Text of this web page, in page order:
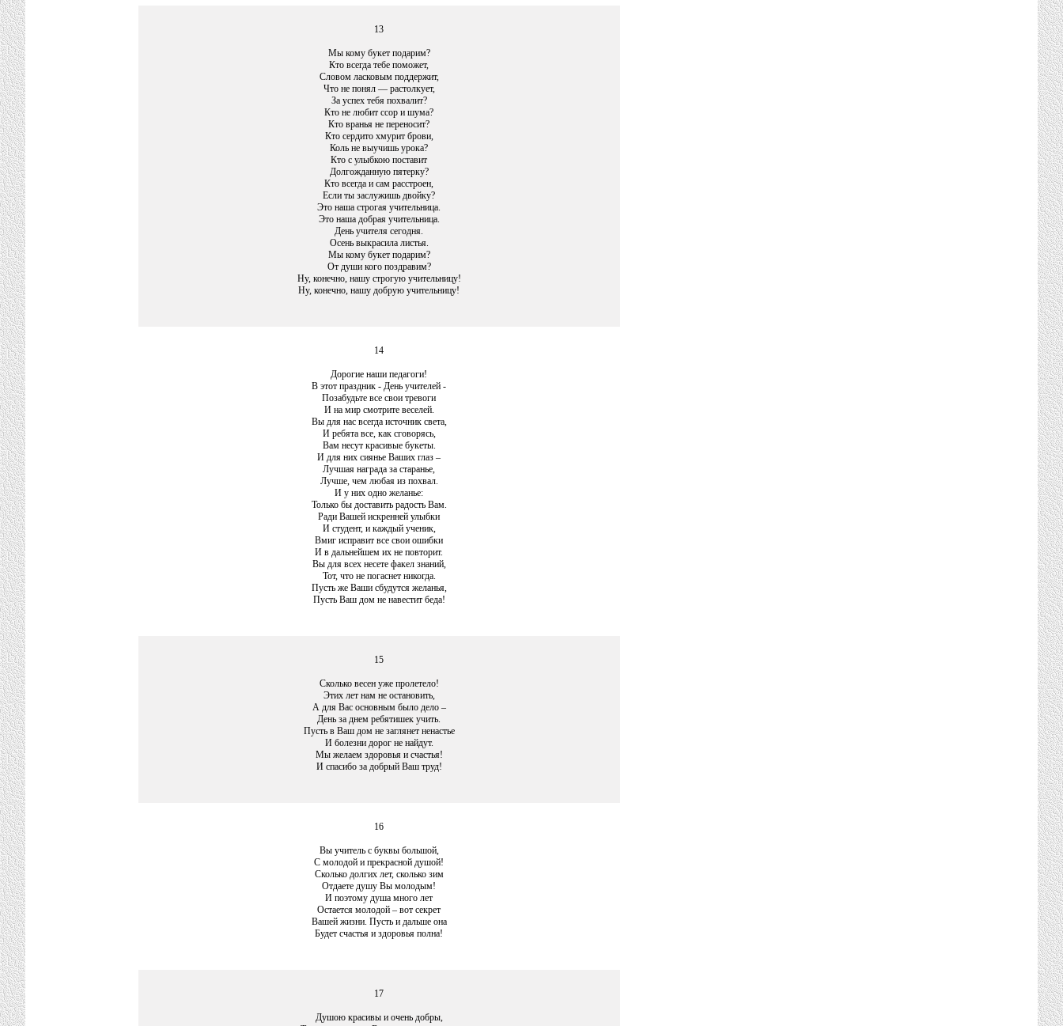
13
Мы кому букет подарим?
Кто всегда тебе поможет,
Словом ласковым поддержит,
Что не понял — растолкует,
За успех тебя похвалит?
Кто не любит ссор и шума?
Кто вранья не переносит?
Кто сердито хмурит брови,
Коль не выучишь урока?
Кто с улыбкою поставит
Долгожданную пятерку?
Кто всегда и сам расстроен,
Если ты заслужишь двойку?
Это наша строгая учительница.
Это наша добрая учительница.
День учителя сегодня.
Осень выкрасила листья.
Мы кому букет подарим?
От души кого поздравим?
Ну, конечно, нашу строгую учительницу!
Ну, конечно, нашу добрую учительницу!
14
Дорогие наши педагоги!
В этот праздник - День учителей -
Позабудьте все свои тревоги
И на мир смотрите веселей.
Вы для нас всегда источник света,
И ребята все, как сговорясь,
Вам несут красивые букеты.
И для них сиянье Ваших глаз –
Лучшая награда за старанье,
Лучше, чем любая из похвал.
И у них одно желанье:
Только бы доставить радость Вам.
Ради Вашей искренней улыбки
И студент, и каждый ученик,
Вмиг исправит все свои ошибки
И в дальнейшем их не повторит.
Вы для всех несете факел знаний,
Тот, что не погаснет никогда.
Пусть же Ваши сбудутся желанья,
Пусть Ваш дом не навестит беда!
15
Сколько весен уже пролетело!
Этих лет нам не остановить,
А для Вас основным было дело –
День за днем ребятишек учить.
Пусть в Ваш дом не заглянет ненастье
И болезни дорог не найдут.
Мы желаем здоровья и счастья!
И спасибо за добрый Ваш труд!
16
Вы учитель с буквы большой,
С молодой и прекрасной душой!
Сколько долгих лет, сколько зим
Отдаете душу Вы молодым!
И поэтому душа много лет
Остается молодой – вот секрет
Вашей жизни. Пусть и дальше она
Будет счастья и здоровья полна!
17
Душою красивы и очень добры,